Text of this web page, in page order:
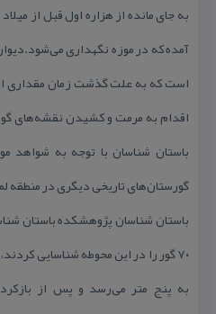
به جای مانده از هزاره اول قبل از
آمده كه در موزه نگهداری
است كه به علت گذشت زمان مقداری
اقدام به مرمت و كشیدن نقشه‌های
باستان شناسان با توجه به شواهد
گورستان‌های تاریخی دیگری در منطقه
باستان شناسان پژوهشكده باستان
۷۰ گور را در این محوطه شناسایی
به پنج متر می‌رسد و پس از